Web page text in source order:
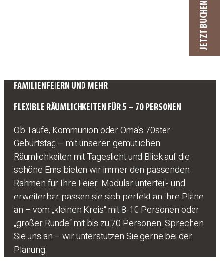
JETZT BUCHEN
FAMILIENFEIERN UND MEHR
FLEXIBLE RÄUMLICHKEITEN FÜR 5 – 70 PERSONEN
Ob Taufe, Kommunion oder Oma’s 70ster
Geburtstag – mit unseren gemütlichen
Räumlichkeiten mit Tageslicht und Blick auf die
schöne Ems bieten wir immer den passenden
Rahmen für Ihre Feier. Modular unterteil- und
erweiterbar passen sie sich perfekt an Ihre Pläne
an – vom „kleinen Kreis“ mit 8-10 Personen oder
„großer Runde“ mit bis zu 70 Personen. Sprechen
Sie uns an – wir unterstützen Sie gerne bei der
Planung.